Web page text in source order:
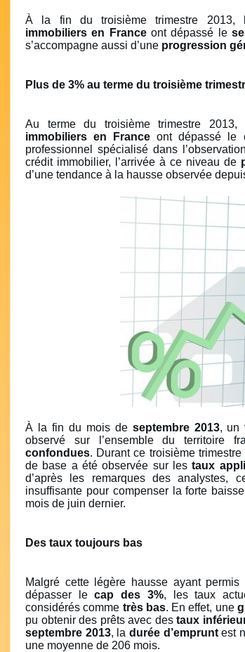
À la fin du troisième trimestre
immobiliers en Franceont dépassé le
s’accompagne aussi d’une progression
Plus de 3% au terme du troisième
Au terme du troisième trimestre 2013,
immobiliers en France ont dépassé le
professionnel spécialisé dans
crédit immobilier, l’arrivée à ce niveau de
d’une tendance à la hausse observée
À la fin du mois de septembre 2013, un
observé sur l’ensemble du territoire
confondues. Durant ce troisième
de base a été observée sur lestaux
d’après les remarques des analystes,
insuffisante pour compenser la forte
mois de juin dernier.
Des taux toujours bas
Malgré cette légère hausse ayant
dépasser lecap des 3%, les taux
considérés comme très bas. En effet, une
pu obtenir des prêts avec destaux
septembre 2013, la durée d’empruntest
une moyenne de 206 mois.